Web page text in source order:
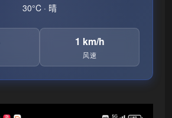
30°C · 晴
1 km/h
风速